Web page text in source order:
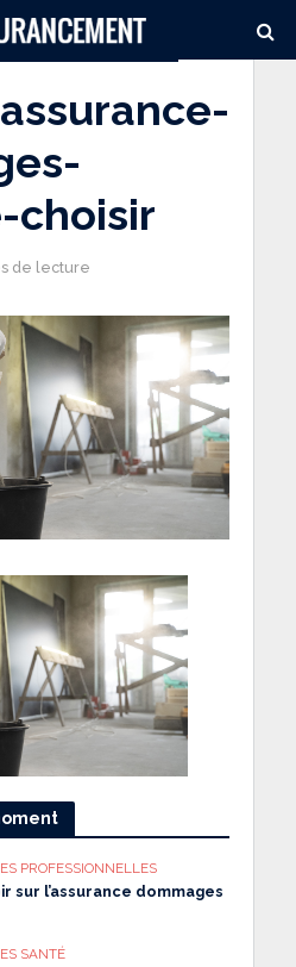
choisir
de lecture
PROFESSIONNELLES
sur l’assurance dommages
SANTÉ